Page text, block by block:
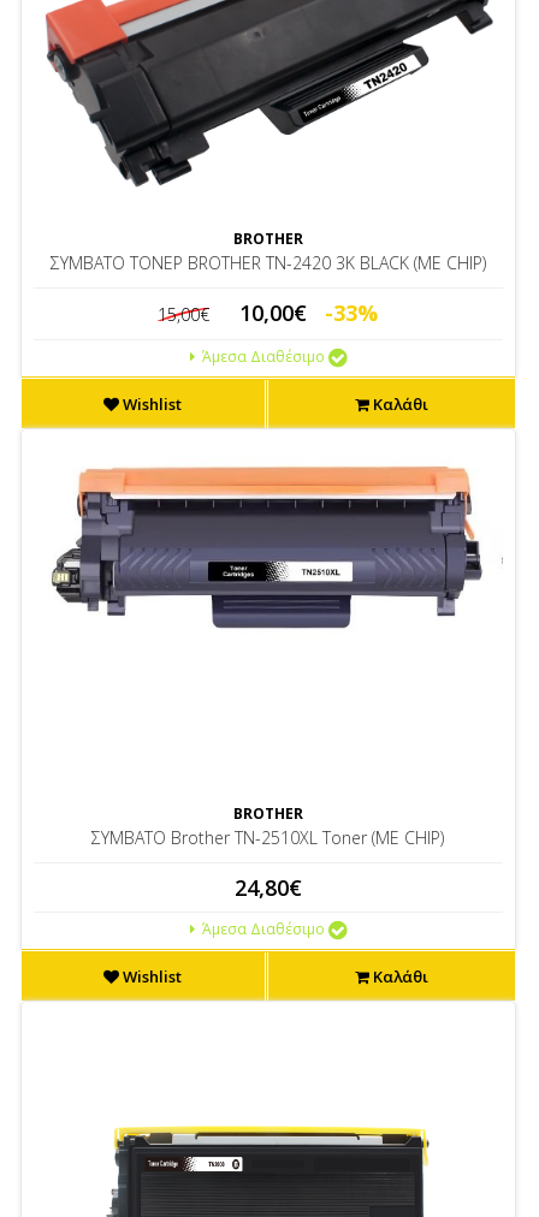
BROTHER
ΣΥΜBΑΤΟ ΤΟΝΕΡ BROTHER ΤΝ-2420 3K BLACK (ME CHIP)
15,00€ 10,00€ -33%
Άμεσα Διαθέσιμο
Wishlist Καλάθι
BROTHER
ΣΥΜΒΑΤΟ Brother TN-2510XL Toner (ME CHIP)
24,80€
Άμεσα Διαθέσιμο
Wishlist Καλάθι